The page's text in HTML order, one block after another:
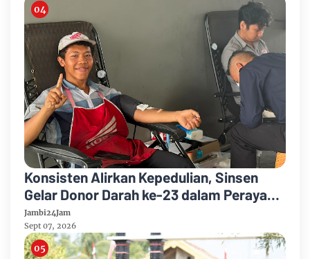
Konsisten Alirkan Kepedulian, Sinsen
Gelar Donor Darah ke-23 dalam Perayaan
Anniversary Sinsen
Jambi24Jam
Sept 07, 2026